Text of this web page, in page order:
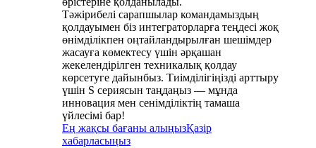
Тәжірибелі сарапшылар командамыздың
қолдауымен біз интеграторларға теңдесі жоқ
өнімділікпен оңтайландырылған шешімдер
жасауға көмектесу үшін әрқашан
жекелендірілген техникалық қолдау
көрсетуге дайынбыз. Тиімділігіңізді арттыру
үшін S сериясын таңдаңыз — мұнда
инновация мен сенімділіктің тамаша
үйлесімі бар!
Ең жақсы бағаны алыңызҚазір
хабарласыңыз